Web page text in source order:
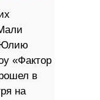
Юлию
«Фактор
в
на